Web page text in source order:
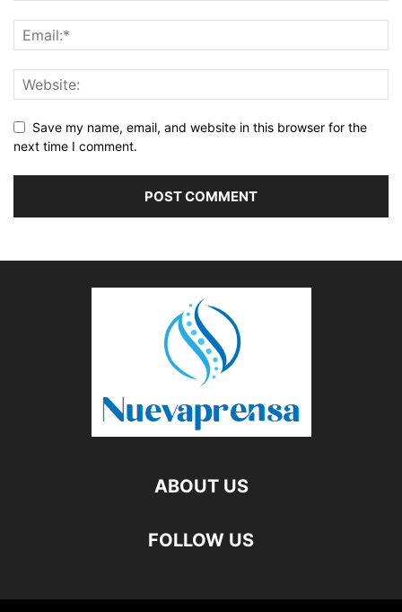
Save my name, email, and website in this browser for the
next time I comment.
ABOUT US
FOLLOW US